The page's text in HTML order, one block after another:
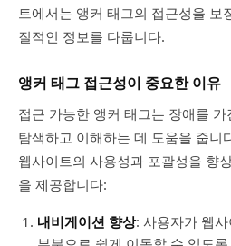
트에서는 앵커 태그의 접근성을 보
질적인 정보를 다룹니다.
앵커 태그 접근성이 중요한 이유
접근 가능한 앵커 태그는 장애를
탐색하고 이해하는 데 도움을 줍니
웹사이트의 사용성과 포괄성을 향
을 제공합니다:
내비게이션 향상: 사용자가 웹